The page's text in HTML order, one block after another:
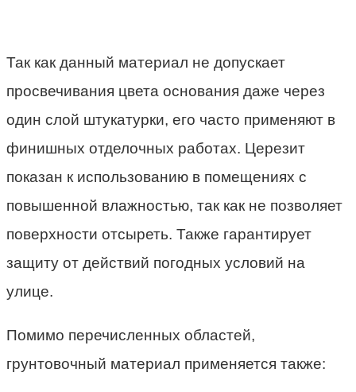
Так как данный материал не допускает
просвечивания цвета основания даже через
один слой штукатурки, его часто применяют в
финишных отделочных работах. Церезит
показан к использованию в помещениях с
повышенной влажностью, так как не позволяет
поверхности отсыреть. Также гарантирует
защиту от действий погодных условий на
улице.
Помимо перечисленных областей,
грунтовочный материал применяется также: